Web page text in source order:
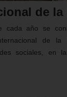
de la
cada año se
de la
sociales, en